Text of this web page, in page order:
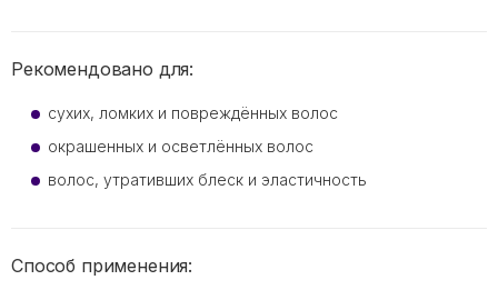
Рекомендовано для:
сухих, ломких и повреждённых волос
окрашенных и осветлённых волос
волос, утративших блеск и эластичность
Способ применения: